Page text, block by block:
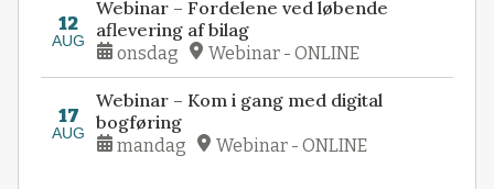
12
AUG
Webinar – Fordelene ved løbende
aflevering af bilag
onsdag Webinar - ONLINE
17
AUG
Webinar – Kom i gang med digital
bogføring
mandag Webinar - ONLINE